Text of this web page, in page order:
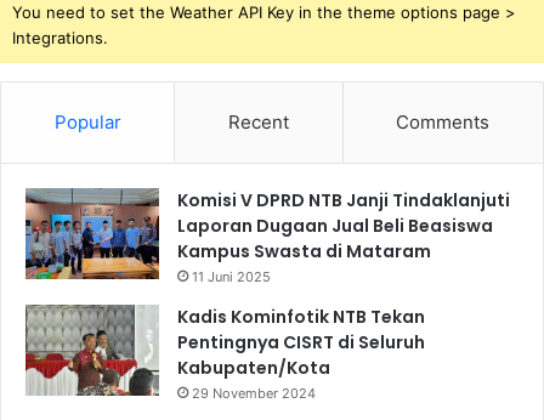
You need to set the Weather API Key in the theme options page >
Integrations.
Popular Recent Comments
Komisi V DPRD NTB Janji Tindaklanjuti
Laporan Dugaan Jual Beli Beasiswa
Kampus Swasta di Mataram
11 Juni 2025
Kadis Kominfotik NTB Tekan
Pentingnya CISRT di Seluruh
Kabupaten/Kota
29 November 2024